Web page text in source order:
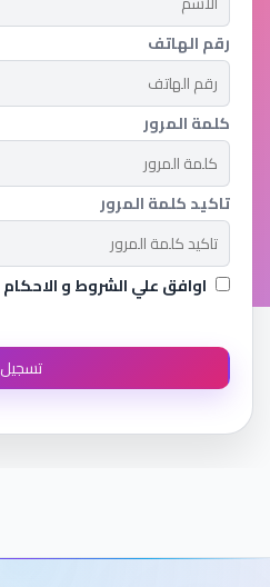
رقم الهاتف
كلمة المرور
تاكيد كلمة المرور
اوافق علي الشروط و الاحكام
تسجيل